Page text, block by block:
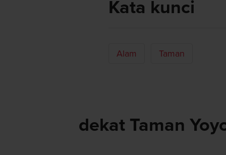
Kata kunci
Alam Taman
dekat Taman